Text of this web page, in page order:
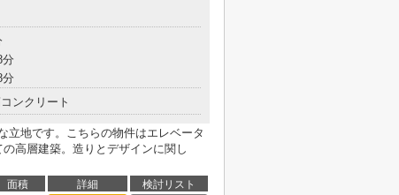
分
分
ンクリート
立地です。こちらの物件はエレベータ
高層建築。造りとデザインに関し
面積 詳細
検討リスト